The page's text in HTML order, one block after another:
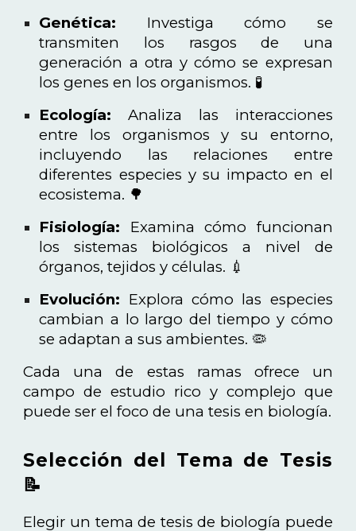
Genética: Investiga cómo se
transmiten los rasgos de una
generación a otra y cómo se expresan
los genes en los organismos. 🧪
Ecología: Analiza las interacciones
entre los organismos y su entorno,
incluyendo las relaciones entre
diferentes especies y su impacto en el
ecosistema. 🌳
Fisiología: Examina cómo funcionan
los sistemas biológicos a nivel de
órganos, tejidos y células. 💉
Evolución: Explora cómo las especies
cambian a lo largo del tiempo y cómo
se adaptan a sus ambientes. 🦠
Cada una de estas ramas ofrece un
campo de estudio rico y complejo que
puede ser el foco de una tesis en biología.
Selección del Tema de Tesis
📝
Elegir un tema de tesis de biología puede